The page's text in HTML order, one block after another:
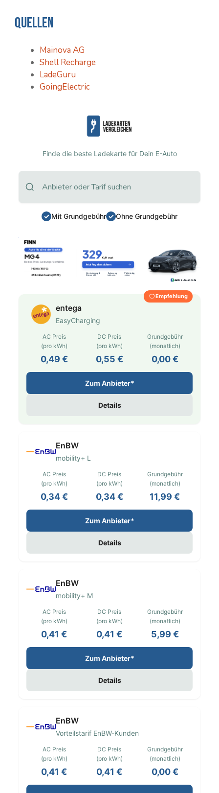
Quellen
Mainova AG
Shell Recharge
LadeGuru
GoingElectric
Finde die beste Ladekarte für Dein E-Auto
Mit Grundgebühr Ohne Grundgebühr
Empfehlung
entega
EasyCharging
AC Preis
(pro kWh)
0,49 €
DC Preis
(pro kWh)
0,55 €
Grundgebühr
(monatlich)
0,00 €
Zum Anbieter*
Details
EnBW
mobility+ L
AC Preis
(pro kWh)
0,34 €
DC Preis
(pro kWh)
0,34 €
Grundgebühr
(monatlich)
11,99 €
Zum Anbieter*
Details
EnBW
mobility+ M
AC Preis
(pro kWh)
0,41 €
DC Preis
(pro kWh)
0,41 €
Grundgebühr
(monatlich)
5,99 €
Zum Anbieter*
Details
EnBW
Vorteilstarif EnBW-Kunden
AC Preis
(pro kWh)
0,41 €
DC Preis
(pro kWh)
0,41 €
Grundgebühr
(monatlich)
0,00 €